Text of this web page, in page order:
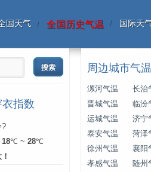
国天气 全国历史气温 国际天
指数
?
18℃ ~ 28℃
周边城市气温
漯河气温
长治
晋城气温
临汾
运城气温
济宁
泰安气温
菏泽
徐州气温
襄阳
孝感气温
随州